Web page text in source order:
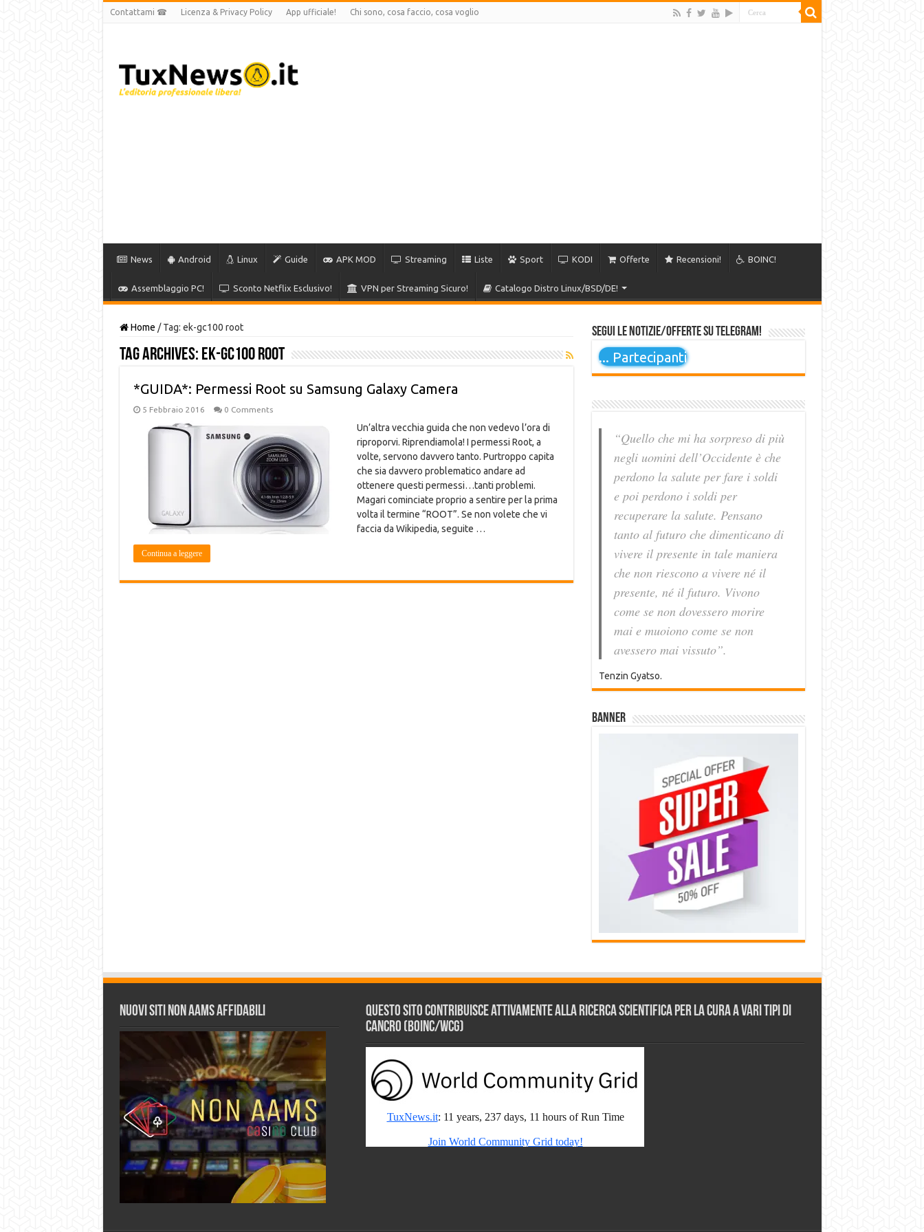
Contattami ☎ Licenza & Privacy Policy App ufficiale! Chi sono, cosa faccio, cosa voglio
News Android Linux Guide APK MOD Streaming Liste Sport KODI Offerte Recensioni! BOINC!
Assemblaggio PC! Sconto Netflix Esclusivo! VPN per Streaming Sicuro! Catalogo Distro Linux/BSD/DE!
Home / Tag: ek-gc100 root
Tag Archives: ek-gc100 root
*GUIDA*: Permessi Root su Samsung Galaxy Camera
5 Febbraio 2016 0 Comments
Un’altra vecchia guida che non vedevo l’ora di
riproporvi. Riprendiamola! I permessi Root, a
volte, servono davvero tanto. Purtroppo capita
che sia davvero problematico andare ad
ottenere questi permessi…tanti problemi.
Magari cominciate proprio a sentire per la prima
volta il termine “ROOT”. Se non volete che vi
faccia da Wikipedia, seguite …
Continua a leggere
Segui le notizie/offerte su Telegram!
... Partecipanti
“Quello che mi ha sorpreso di più
negli uomini dell’Occidente è che
perdono la salute per fare i soldi
e poi perdono i soldi per
recuperare la salute. Pensano
tanto al futuro che dimenticano di
vivere il presente in tale maniera
che non riescono a vivere né il
presente, né il futuro. Vivono
come se non dovessero morire
mai e muoiono come se non
avessero mai vissuto”.
Tenzin Gyatso.
Banner
Nuovi siti non AAMS affidabili
Questo sito contribuisce attivamente alla ricerca scientifica per la cura a vari tipi di
Cancro (BOINC/WCG)